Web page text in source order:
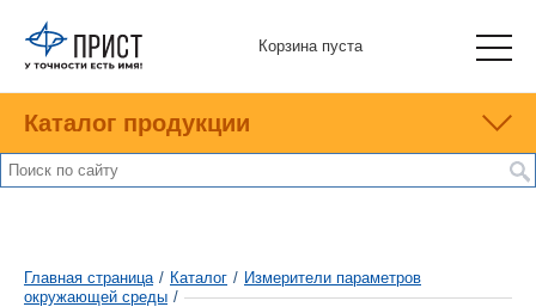
Корзина пуста
Каталог продукции
Главная страница / Каталог / Измерители параметров
окружающей среды /